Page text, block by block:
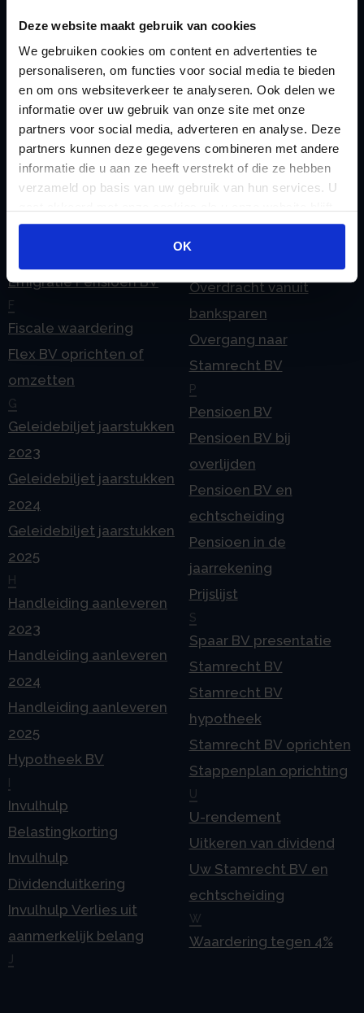
Deze website maakt gebruik van cookies
We gebruiken cookies om content en advertenties te
personaliseren, om functies voor social media te bieden
en om ons websiteverkeer te analyseren. Ook delen we
informatie over uw gebruik van onze site met onze
partners voor social media, adverteren en analyse. Deze
partners kunnen deze gegevens combineren met andere
informatie die u aan ze heeft verstrekt of die ze hebben
verzameld op basis van uw gebruik van hun services. U
gebruiken.
OK
Checklist IB 2023 (Word)
Checklist IB 2024 (PDF)
Checklist IB 2024 (Word)
Checklist IB 2025 (PDF)
Checklist IB 2025 (Word)
Contact
Stamrecht BV
Emigratie Pensioen BV
F
Fiscale waardering
Flex BV oprichten of
omzetten
G
Geleidebiljet jaarstukken
2023
Geleidebiljet jaarstukken
2024
Geleidebiljet jaarstukken
2025
H
Handleiding aanleveren
2023
Handleiding aanleveren
2024
Handleiding aanleveren
2025
Hypotheek BV
Invulhulp
Belastingkorting
Invulhulp
Dividenduitkering
Invulhulp Verlies uit
aanmerkelijk belang
J
Mogelijkheden
Stamrecht BV
ODV BV
Ontbinden Stamrecht
BV
Onzakelijke lening
Stamrecht BV
Overdracht vanuit
banksparen
Overgang naar
Stamrecht BV
P
Pensioen BV
Pensioen BV bij
overlijden
Pensioen BV en
echtscheiding
Pensioen in de
jaarrekening
Prijslijst
S
Spaar BV presentatie
Stamrecht BV
Stamrecht BV
hypotheek
Stamrecht BV oprichten
Stappenplan oprichting
U
U-rendement
Uitkeren van dividend
Uw Stamrecht BV en
echtscheiding
W
Waardering tegen 4%